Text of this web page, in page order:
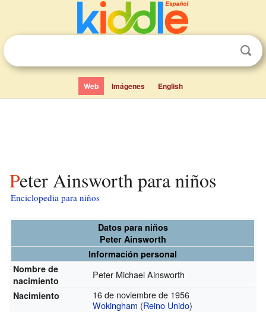
Web Imágenes English
Peter Ainsworth para niños
Enciclopedia para niños
Datos para niños
Peter Ainsworth
Información personal
Nombre de
nacimiento
Peter Michael Ainsworth
Nacimiento
16 de noviembre de 1956
Wokingham (Reino Unido)